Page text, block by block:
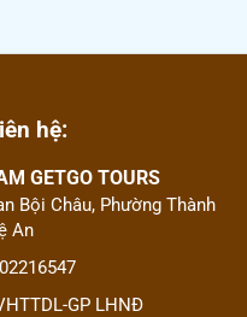
hệ:
GETGO TOURS
Bội Châu, Phường Thành
An
GP LHNĐ